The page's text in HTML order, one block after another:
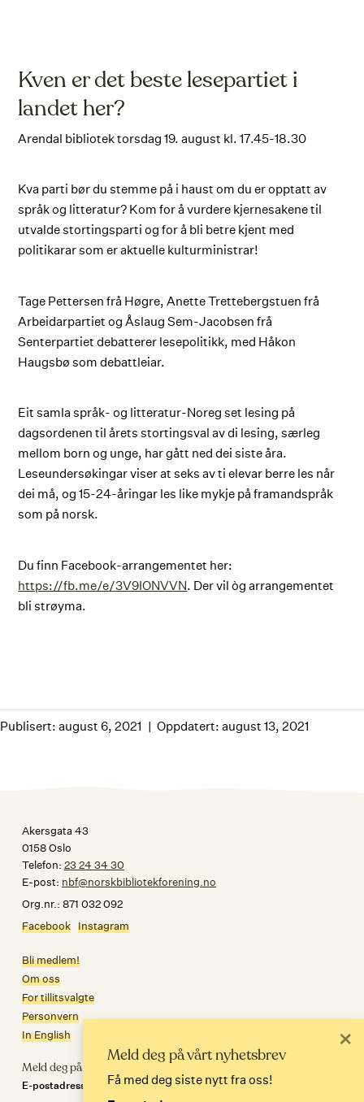
Kven er det beste lesepartiet i
landet her?
Arendal bibliotek torsdag 19. august kl. 17.45-18.30
Kva parti bør du stemme på i haust om du er opptatt av
språk og litteratur? Kom for å vurdere kjernesakene til
utvalde stortingsparti og for å bli betre kjent med
politikarar som er aktuelle kulturministrar!
Tage Pettersen frå Høgre, Anette Trettebergstuen frå
Arbeidarpartiet og Åslaug Sem-Jacobsen frå
Senterpartiet debatterer lesepolitikk, med Håkon
Haugsbø som debattleiar.
Eit samla språk- og litteratur-Noreg set lesing på
dagsordenen til årets stortingsval av di lesing, særleg
mellom born og unge, har gått ned dei siste åra.
Leseundersøkingar viser at seks av ti elevar berre les når
dei må, og 15-24-åringar les like mykje på framandspråk
som på norsk.
Du finn Facebook-arrangementet her:
https://fb.me/e/3V9IONVVN. Der vil òg arrangementet
bli strøyma.
Publisert: august 6, 2021 Oppdatert: august 13, 2021
Akersgata 43
0158 Oslo
Telefon: 23 24 34 30
E-post: nbf@norskbibliotekforening.no
Org.nr.: 871 032 092
Facebook Instagram
Bli medlem!
Om oss
For tillitsvalgte
Personvern
In English
Meld deg på nyhetsbrev
E-postadresse
Meld deg på vårt nyhetsbrev
Få med deg siste nytt fra oss!
×